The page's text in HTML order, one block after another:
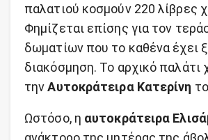
παλατιού κοσμούν 220 λίβρες
Φημίζεται επίσης για τον
δωματίων που το καθένα έχει
διακόσμηση. Το αρχικό παλάτι
τηνΑυτοκράτειρα Κατερίνη
Ωστόσο, η αυτοκράτειρα